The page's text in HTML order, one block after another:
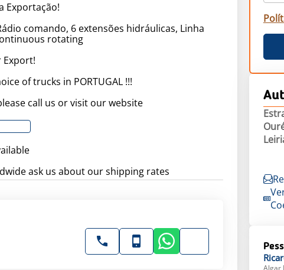
Exportação!
comando, 6 extensões hidráulicas, Linha
rotating
Export!
of trucks in PORTUGAL !!!
call us or visit our website
ask us about our shipping rates
Algar